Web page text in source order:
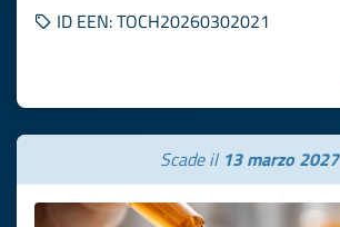
ID EEN: TOCH20260302021
Scade il 13 marzo 2027